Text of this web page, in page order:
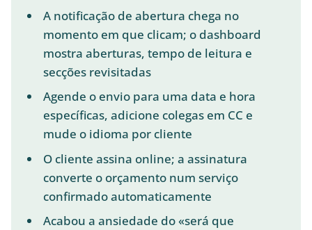
A notificação de abertura chega no
momento em que clicam; o dashboard
mostra aberturas, tempo de leitura e
secções revisitadas
Agende o envio para uma data e hora
específicas, adicione colegas em CC e
mude o idioma por cliente
O cliente assina online; a assinatura
converte o orçamento num serviço
confirmado automaticamente
Acabou a ansiedade do «será que